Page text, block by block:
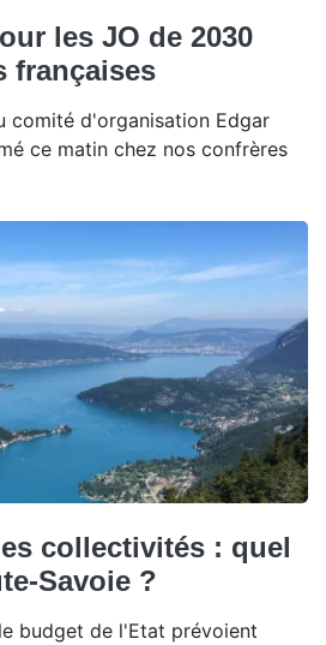
les JO de 2030
françaises
comité d'organisation Edgar
ce matin chez nos confrères
collectivités : quel
Savoie ?
budget de l'Etat prévoient